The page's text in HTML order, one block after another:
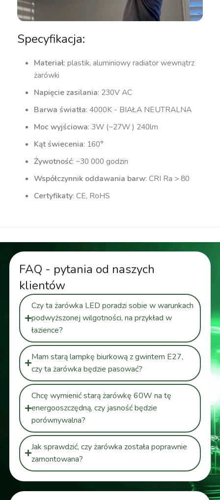
Specyfikacja:
Materiał: plastik, aluminiowy radiator wewnątrz
żarówki
Napięcie zasilania: 230V AC
Barwa światła: 4000K - BIAŁA NEUTRALNA
Moc wyjściowa: 3W (~27W ) 240lm
Kąt świecenia: 160°
Żywotność: ~30 000 godzin
Współczynnik oddawania barw: CRI Ra > 80
Certyfikaty: CE, RoHS
FAQ - pytania od naszych
klientów
Czy ta żarówka LED poradzi sobie w warunkach
podwyższonej wilgotności, na przykład w
łazience?
Mam starą lampkę biurkową z gwintem E27,
czy ta żarówka będzie pasować?
Chcę wymienić starą żarówkę 60W na tę
energooszczędną, czy jasność będzie
porównywalna?
Jak sprawdzić, czy żarówka została poprawnie
zamontowana?